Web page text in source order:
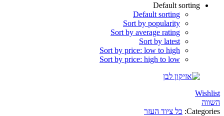
Default sorting
Default sorting
Sort by popularity
Sort by average rating
Sort by latest
Sort by price: low to high
Sort by price: high to low
כל ציוד העזר